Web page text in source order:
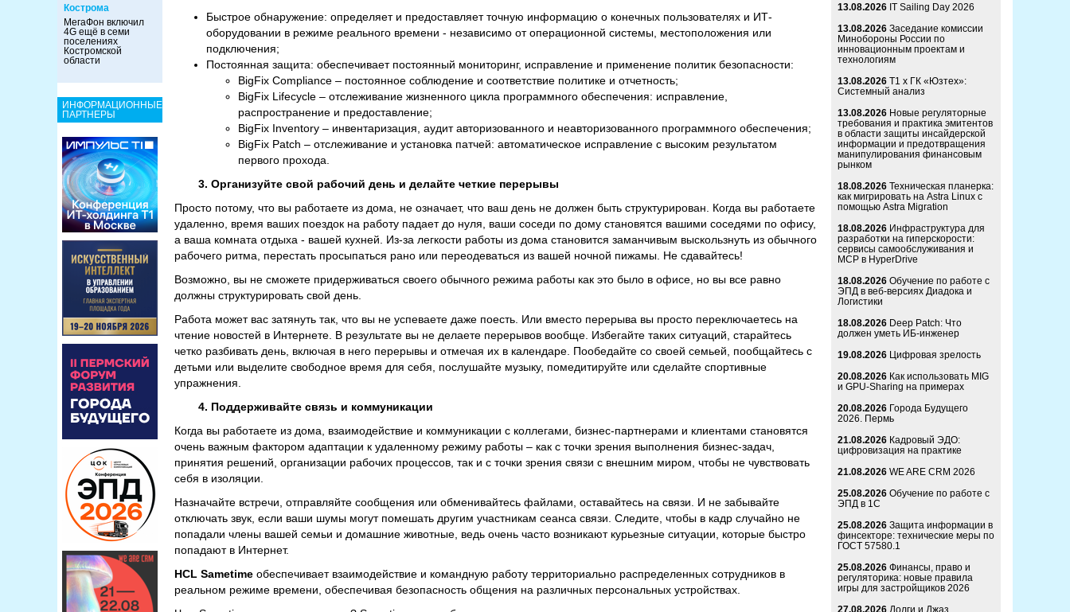
Кострома
МегаФон включил
4G ещё в семи
поселениях
Костромской
области
ИНФОРМАЦИОННЫЕ
ПАРТНЕРЫ
Быстрое обнаружение: определяет и предоставляет точную информацию о конечных пользователях и ИТ-
оборудовании в режиме реального времени - независимо от операционной системы, местоположения или
подключения;
Постоянная защита: обеспечивает постоянный мониторинг, исправление и применение политик безопасности:
BigFix Compliance – постоянное соблюдение и соответствие политике и отчетность;
BigFix Lifecycle – отслеживание жизненного цикла программного обеспечения: исправление,
распространение и предоставление;
BigFix Inventory – инвентаризация, аудит авторизованного и неавторизованного программного обеспечения;
BigFix Patch – отслеживание и установка патчей: автоматическое исправление с высоким результатом
первого прохода.
3. Организуйте свой рабочий день и делайте четкие перерывы
Просто потому, что вы работаете из дома, не означает, что ваш день не должен быть структурирован. Когда вы работаете
удаленно, время ваших поездок на работу падает до нуля, ваши соседи по дому становятся вашими соседями по офису,
а ваша комната отдыха - вашей кухней. Из-за легкости работы из дома становится заманчивым выскользнуть из обычного
рабочего ритма, перестать просыпаться рано или переодеваться из вашей ночной пижамы. Не сдавайтесь!
Возможно, вы не сможете придерживаться своего обычного режима работы как это было в офисе, но вы все равно
должны структурировать свой день.
Работа может вас затянуть так, что вы не успеваете даже поесть. Или вместо перерыва вы просто переключаетесь на
чтение новостей в Интернете. В результате вы не делаете перерывов вообще. Избегайте таких ситуаций, старайтесь
четко разбивать день, включая в него перерывы и отмечая их в календаре. Пообедайте со своей семьей, пообщайтесь с
детьми или выделите свободное время для себя, послушайте музыку, помедитируйте или сделайте спортивные
упражнения.
4. Поддерживайте связь и коммуникации
Когда вы работаете из дома, взаимодействие и коммуникации с коллегами, бизнес-партнерами и клиентами становятся
очень важным фактором адаптации к удаленному режиму работы – как с точки зрения выполнения бизнес-задач,
принятия решений, организации рабочих процессов, так и с точки зрения связи с внешним миром, чтобы не чувствовать
себя в изоляции.
Назначайте встречи, отправляйте сообщения или обменивайтесь файлами, оставайтесь на связи. И не забывайте
отключать звук, если ваши шумы могут помешать другим участникам сеанса связи. Следите, чтобы в кадр случайно не
попадали члены вашей семьи и домашние животные, ведь очень часто возникают курьезные ситуации, которые быстро
попадают в Интернет.
HCL Sametime обеспечивает взаимодействие и командную работу территориально распределенных сотрудников в
реальном режиме времени, обеспечивая безопасность общения на различных персональных устройствах.
13.08.2026 IT Sailing Day 2026
13.08.2026 Заседание комиссии
Минобороны России по
инновационным проектам и
технологиям
13.08.2026 Т1 x ГК «Юзтех»:
Системный анализ
13.08.2026 Новые регуляторные
требования и практика эмитентов
в области защиты инсайдерской
информации и предотвращения
манипулирования финансовым
рынком
18.08.2026 Техническая планерка:
как мигрировать на Astra Linux с
помощью Astra Migration
18.08.2026 Инфраструктура для
разработки на гиперскорости:
сервисы самообслуживания и
MCP в HyperDrive
18.08.2026 Обучение по работе с
ЭПД в веб-версиях Диадока и
Логистики
18.08.2026 Deep Patch: Что
должен уметь ИБ-инженер
19.08.2026 Цифровая зрелость
20.08.2026 Как использовать MIG
и GPU-Sharing на примерах
20.08.2026 Города Будущего
2026. Пермь
21.08.2026 Кадровый ЭДО:
цифровизация на практике
21.08.2026 WE ARE CRM 2026
25.08.2026 Обучение по работе с
ЭПД в 1С
25.08.2026 Защита информации в
финсекторе: технические меры по
ГОСТ 57580.1
25.08.2026 Финансы, право и
регуляторика: новые правила
игры для застройщиков 2026